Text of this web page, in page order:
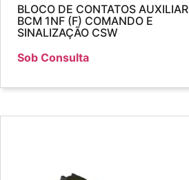
BLOCO DE CONTATOS AUXILIAR
BCM 1NF (F) COMANDO E
SINALIZAÇÃO CSW
Sob Consulta